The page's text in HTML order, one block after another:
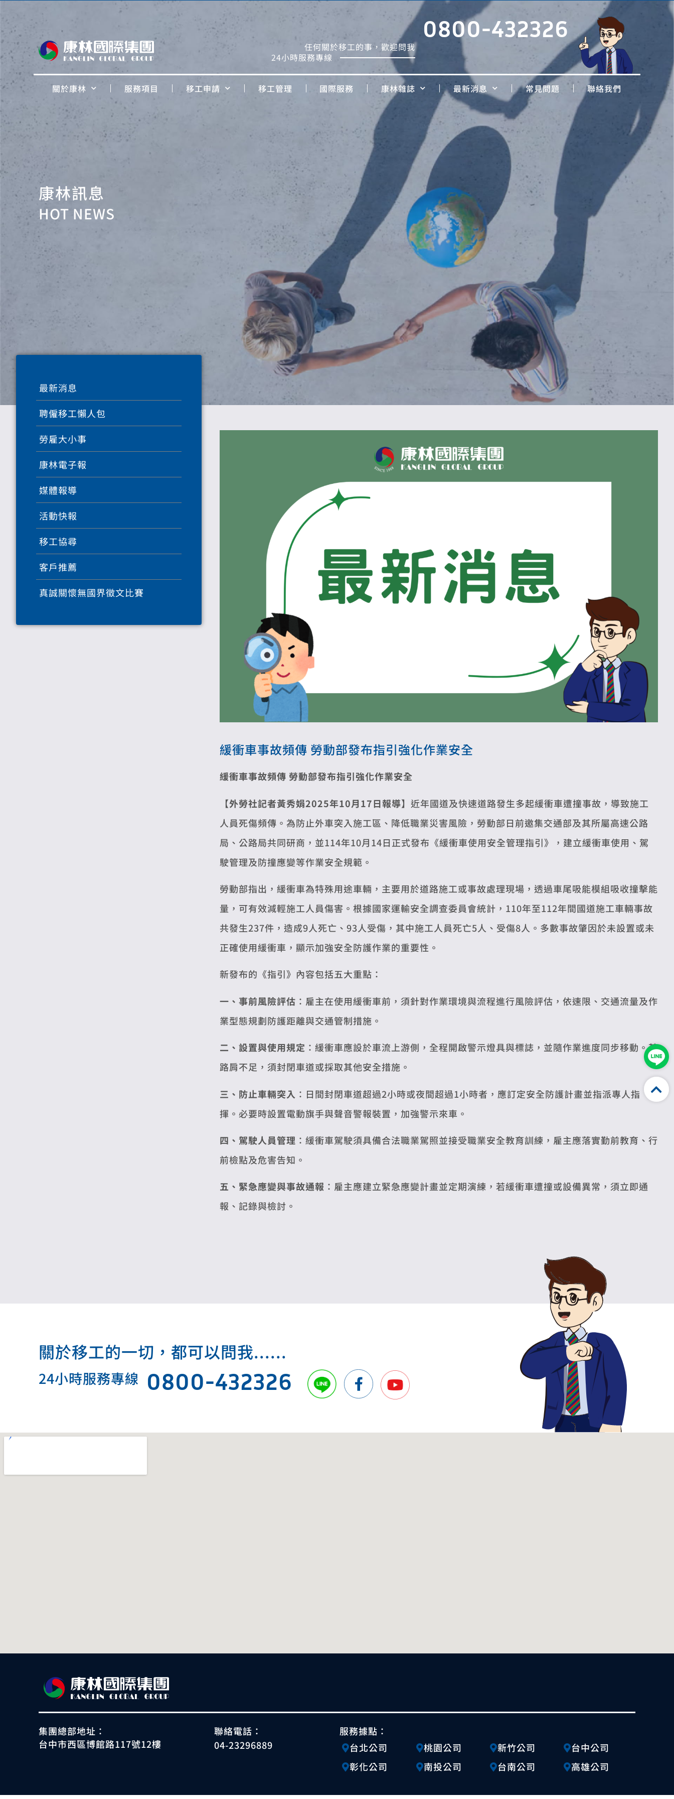
任何關於移工的事，歡迎問我
24小時服務專線
0800-432326
關於康林 服務項目 移工申請 移工管理 國際服務 康林雜誌 最新消息 常見問題 聯絡我們
康林訊息
HOT NEWS
最新消息
聘僱移工懶人包
勞雇大小事
康林電子報
媒體報導
活動快報
移工協尋
客戶推薦
真誠關懷無國界徵文比賽
緩衝車事故頻傳 勞動部發布指引強化作業安全
緩衝車事故頻傳 勞動部發布指引強化作業安全
【外勞社記者黃秀娟2025年10月17日報導】 近年國道及快速道路發生多起緩衝車遭撞事故，導致施工
人員死傷頻傳。為防止外車突入施工區、降低職業災害風險，勞動部日前邀集交通部及其所屬高速公路
局、公路局共同研商，並114年10月14日正式發布《緩衝車使用安全管理指引》，建立緩衝車使用、駕
駛管理及防撞應變等作業安全規範。
勞動部指出，緩衝車為特殊用途車輛，主要用於道路施工或事故處理現場，透過車尾吸能模組吸收撞擊能
量，可有效減輕施工人員傷害。根據國家運輸安全調查委員會統計，110年至112年間國道施工車輛事故
共發生237件，造成9人死亡、93人受傷，其中施工人員死亡5人、受傷8人。多數事故肇因於未設置或未
正確使用緩衝車，顯示加強安全防護作業的重要性。
新發布的《指引》內容包括五大重點：
一、事前風險評估 ：雇主在使用緩衝車前，須針對作業環境與流程進行風險評估，依速限、交通流量及作
業型態規劃防護距離與交通管制措施。
二、設置與使用規定 ：緩衝車應設於車流上游側，全程開啟警示燈具與標誌，並隨作業進度同步移動。若
路肩不足，須封閉車道或採取其他安全措施。
三、防止車輛突入 ：日間封閉車道超過2小時或夜間超過1小時者，應訂定安全防護計畫並指派專人指
揮。必要時設置電動旗手與聲音警報裝置，加強警示來車。
四、駕駛人員管理 ：緩衝車駕駛須具備合法職業駕照並接受職業安全教育訓練，雇主應落實勤前教育、行
前檢點及危害告知。
五、緊急應變與事故通報 ：雇主應建立緊急應變計畫並定期演練，若緩衝車遭撞或設備異常，須立即通
報、記錄與檢討。
關於移工的一切，都可以問我......
24小時服務專線 0800-432326
集團總部地址：
台中市西區博館路117號12樓
聯絡電話：
04-23296889
服務據點：
台北公司
桃園公司 新竹公司
台中公司
彰化公司
南投公司 台南公司 高雄公司